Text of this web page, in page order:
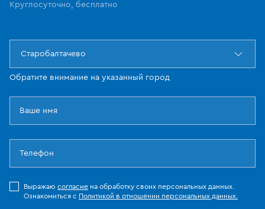
Круглосуточно, бесплатно
Старобалтачево
Обратите внимание на указанный город
Выражаю согласие на обработку своих персональных данных.
Ознакомиться с Политикой в отношении персональных данных.